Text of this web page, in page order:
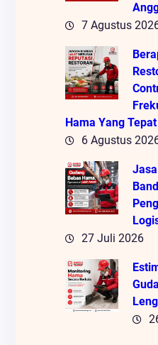
7 Agustus
Hama Yang Tepat
6 Agustus
27 Juli 2026